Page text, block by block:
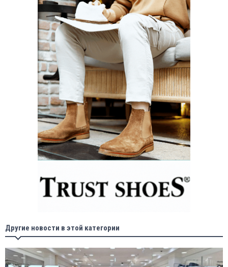
Другие новости в этой категории